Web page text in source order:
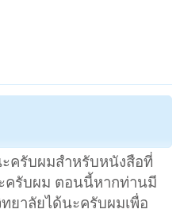
ครับผมสำหรับหนังสือที่
ครับผม ตอนนี้หากท่านมี
ยาลัยได้นะครับผมเพื่อ